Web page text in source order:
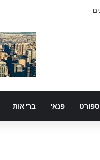
ספורט פנאי בריאות